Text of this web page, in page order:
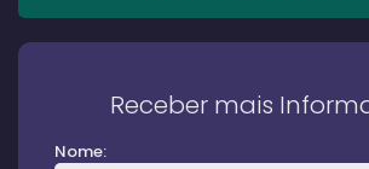
Receber mais
Nome: